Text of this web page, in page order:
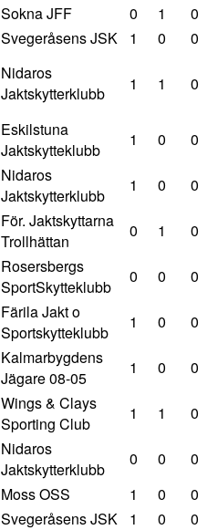
Sokna JFF 0 1
0
Svegeråsens JSK 1 0 0
Nidaros
Jaktskytterklubb
1 1 0
Eskilstuna
Jaktskytteklubb
1 0 0
Nidaros
Jaktskytterklubb
1 0 0
För. Jaktskyttarna
Trollhättan
0 1 0
Rosersbergs
SportSkytteklubb
0 0 0
Färila Jakt o
Sportskytteklubb
1 0 0
Kalmarbygdens
Jägare 08-05
1 0 0
Wings & Clays
Sporting Club
1 1 0
Nidaros
Jaktskytterklubb
0 0
0
Moss OSS 1 0
0
Svegeråsens JSK 1 0
0